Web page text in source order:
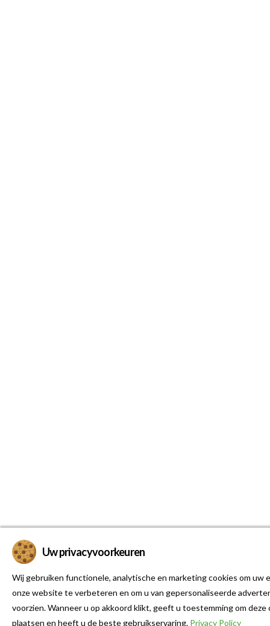
Uw privacyvoorkeuren
Wij gebruiken functionele, analytische en marketing cookies om uw
onze website te verbeteren en om u van gepersonaliseerde
voorzien. Wanneer u op akkoord klikt, geeft u toestemming om deze
plaatsen en heeft u de beste gebruikservaring. Privacy Policy